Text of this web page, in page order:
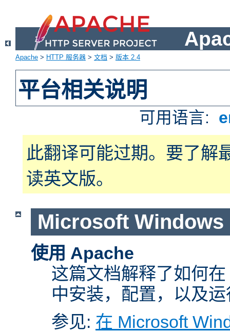
Apache > HTTP 服务器 > 文档 > 版本 2.4
平台相关说明
可用语言:
此翻译可能过期。要了解
读英文版。
Microsoft Windows
使用 Apache
这篇文档解释了如何
中安装，配置，以及
参见: 在 Microsoft